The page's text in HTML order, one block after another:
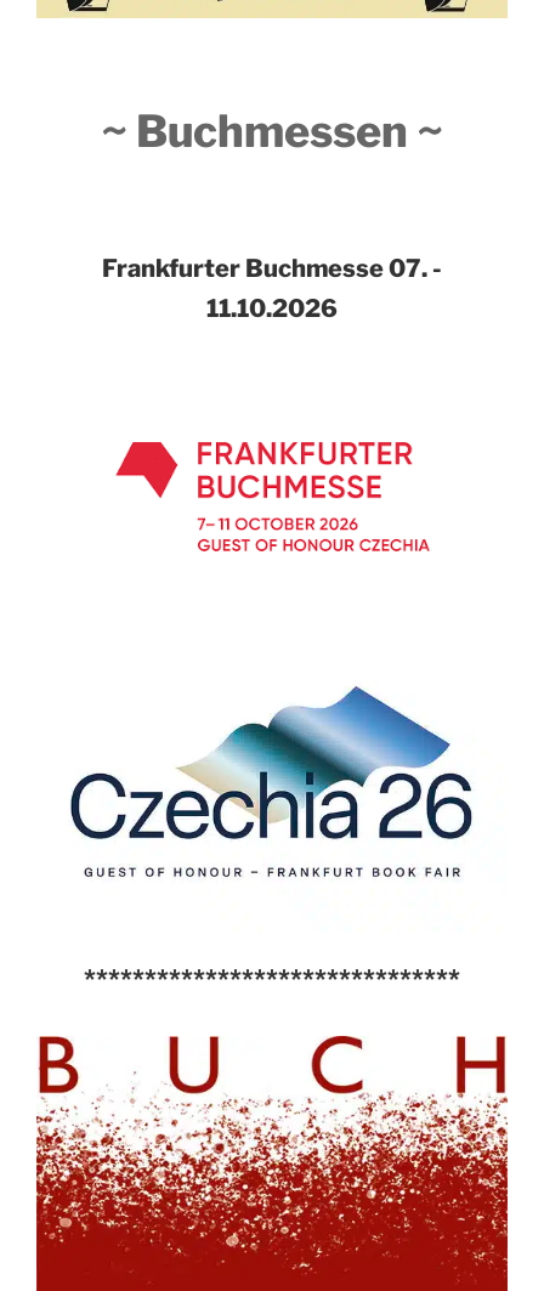
~ Buchmessen ~
Frankfurter Buchmesse07. -
11.10.2026
*******************************